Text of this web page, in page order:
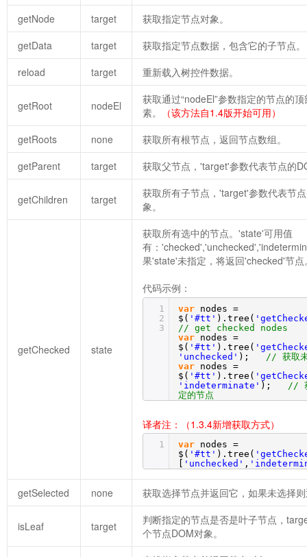
getNode target
获取指定节点对象。
getData
target
获取指定节点数据，包含它的子节点。
reload
target 重新载入树控件数据。
getRoot nodeEl
获取通过“nodeEl”参数指定的节点的
素。
（该方法自1.4版开始可用）
getRoots
none
获取所有根节点，返回节点数组。
getParent
target 获取父节点，'target'参数代表节点的
getChildren target
获取所有子节点，'target'参数代表节
象。
getChecked state
获取所有选中的节点。'state'可用值
有：
果'state'未指定，将返回'checked'节点
代码示例：
1
2
3
var nodes =
$( '#tt' ).tree(
// get checked nodes
var nodes =
$( '#tt' ).tree(
'unchecked' );
// 获取
var nodes =
$( '#tt' ).tree(
'indeterminate' );
//
定的节点
译者注：（1.3.4新增获取方式）
1 var nodes =
$( '#tt' ).tree(
'unchecked' ,
getSelected none 获取选择节点并返回它，如果未选择
isLeaf target
判断指定的节点是否是叶子节点，
个节点DOM对象。